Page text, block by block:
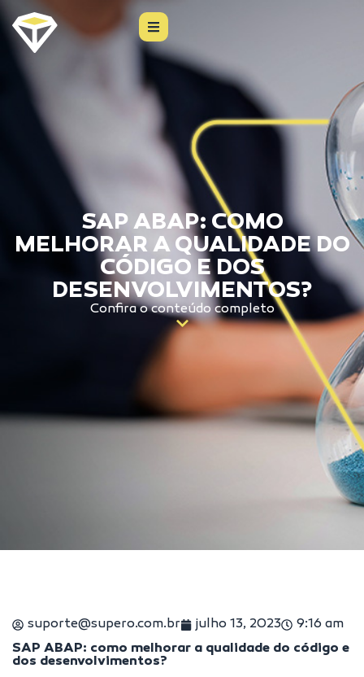
SAP ABAP: COMO
MELHORAR A QUALIDADE DO
CÓDIGO E DOS
DESENVOLVIMENTOS?
Confira o conteúdo completo
suporte@supero.com.br julho 13, 2023
9:16 am
SAP ABAP: como melhorar a qualidade do código e
dos desenvolvimentos?